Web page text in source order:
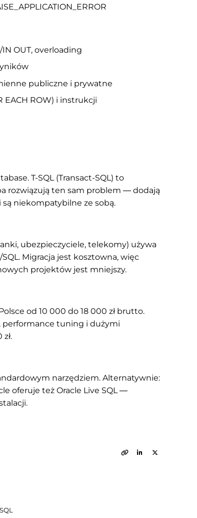
OUT, overloading
publiczne i prywatne
EACH ROW) i instrukcji
T-SQL (Transact-SQL) to
rozwiązują ten sam problem — dodają
są niekompatybilne ze sobą.
ubezpieczyciele, telekomy) używa
Migracja jest kosztowna, więc
projektów jest mniejszy.
od 10 000 do 18 000 zł brutto.
performance tuning i dużymi
narzędziem. Alternatywnie:
oferuje też Oracle Live SQL —